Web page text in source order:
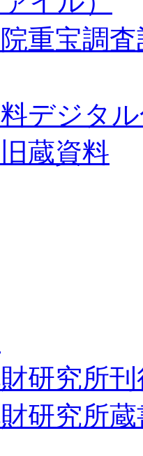
重宝調
デジタ
蔵資料
研究所
研究所